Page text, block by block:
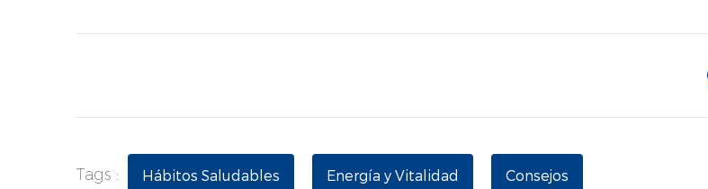
Tags : Hábitos Saludables Energía y Vitalidad Consejos